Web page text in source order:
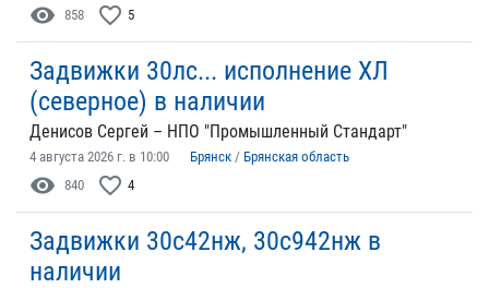
visibility 858 favorite_border 5
Задвижки 30лс... исполнение ХЛ
(северное) в наличии
Денисов Сергей – НПО "Промышленный Стандарт"
4 августа 2026 г. в 10:00 Брянск / Брянская область
visibility 840 favorite_border 4
Задвижки 30с42нж, 30с942нж в
наличии